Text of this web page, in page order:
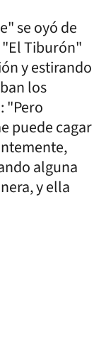
se oyó de
Tiburón"
y estirando
los
"Pero
puede cagar
alguna
y ella